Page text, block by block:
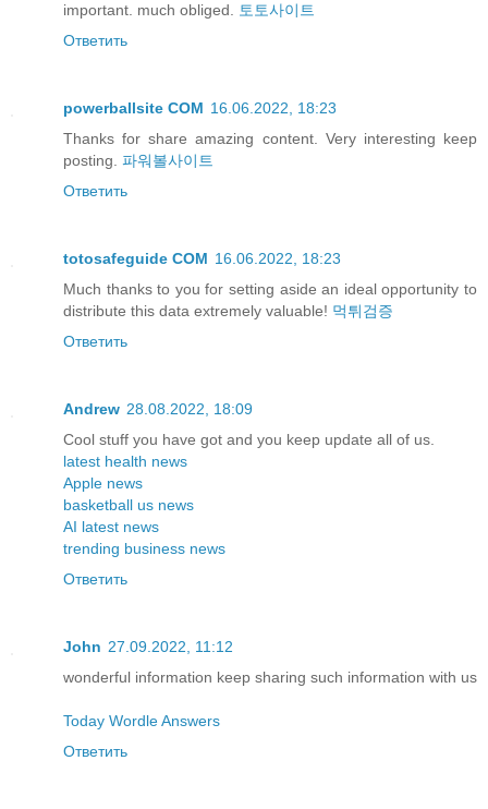
important. much obliged. 토토사이트
Ответить
powerballsite COM 16.06.2022, 18:23
Thanks for share amazing content. Very interesting keep
posting. 파워볼사이트
Ответить
totosafeguide COM 16.06.2022, 18:23
Much thanks to you for setting aside an ideal opportunity to
distribute this data extremely valuable! 먹튀검증
Ответить
Andrew 28.08.2022, 18:09
Cool stuff you have got and you keep update all of us.
latest health news
Apple news
basketball us news
AI latest news
trending business news
Ответить
John 27.09.2022, 11:12
wonderful information keep sharing such information with us
Today Wordle Answers
Ответить